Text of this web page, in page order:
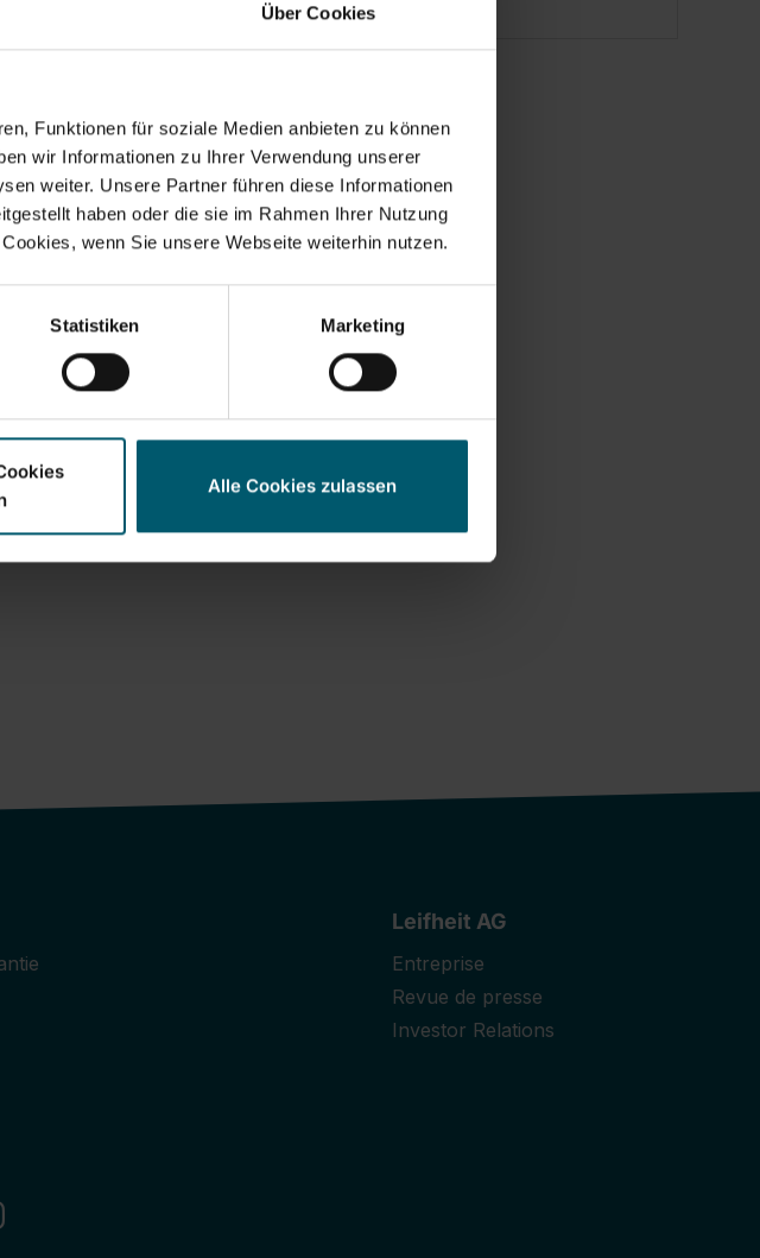
Über Cookies
Funktionen für soziale Medien anbieten zu können
wir Informationen zu Ihrer Verwendung unserer
weiter. Unsere Partner führen diese Informationen
haben oder die sie im Rahmen Ihrer Nutzung
wenn Sie unsere Webseite weiterhin nutzen.
Statistiken Marketing
Alle Cookies zulassen
Leifheit AG
Entreprise
Revue de presse
Investor Relations